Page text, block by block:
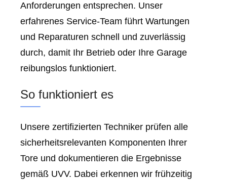
Anforderungen entsprechen. Unser
erfahrenes Service-Team führt Wartungen
und Reparaturen schnell und zuverlässig
durch, damit Ihr Betrieb oder Ihre Garage
reibungslos funktioniert.
So funktioniert es
Unsere zertifizierten Techniker prüfen alle
sicherheitsrelevanten Komponenten Ihrer
Tore und dokumentieren die Ergebnisse
gemäß UVV. Dabei erkennen wir frühzeitig